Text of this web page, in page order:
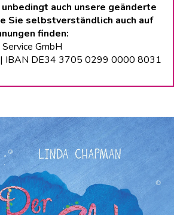
auch unsere geänderte
Sie selbstverständlich auch auf
finden:
GmbH
| IBAN DE34 3705 0299 0000 8031